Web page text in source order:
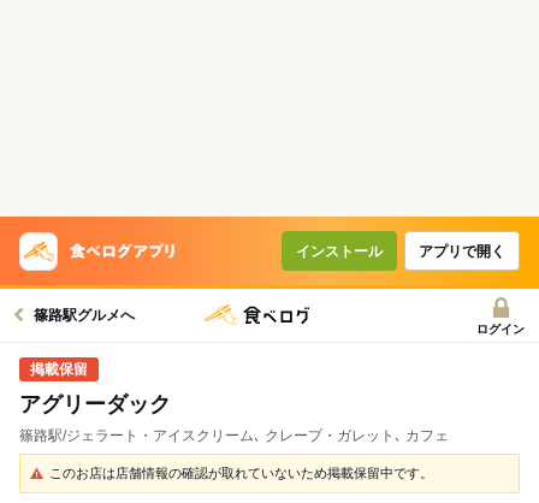
インストール アプリで開く
篠路駅グルメへ
ログイン
アグリーダック
篠路駅/ジェラート・アイスクリーム､ クレープ・ガレット､ カフェ
このお店は店舗情報の確認が取れていないため掲載保留中です。